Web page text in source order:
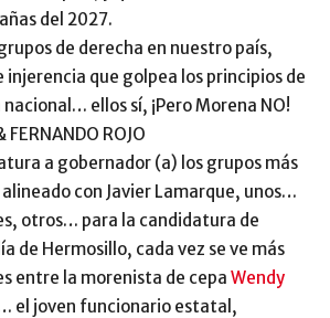
del 2027.
de derecha en nuestro país,
injerencia que golpea los principios de
ellos sí, ¡Pero Morena NO!
FERNANDO ROJO
a gobernador (a) los grupos más
con Javier Lamarque, unos…
otros… para la candidatura de
de Hermosillo, cada vez se ve más
entre la morenista de cepa Wendy
el joven funcionario estatal,